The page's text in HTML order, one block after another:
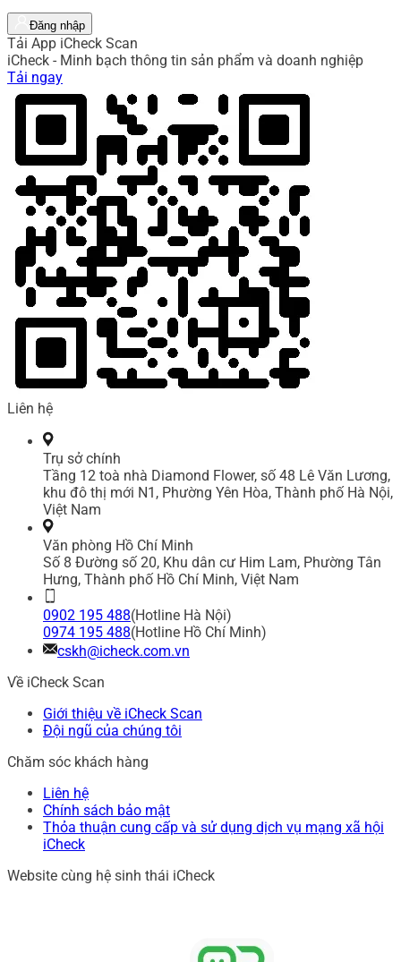
Đăng nhập
Tải App iCheck Scan
iCheck - Minh bạch thông tin sản phẩm và doanh nghiệp
Tải ngay
Liên hệ
Trụ sở chính
Tầng 12 toà nhà Diamond Flower, số 48 Lê Văn Lương,
khu đô thị mới N1, Phường Yên Hòa, Thành phố Hà Nội,
Việt Nam
Văn phòng Hồ Chí Minh
Số 8 Đường số 20, Khu dân cư Him Lam, Phường Tân
Hưng, Thành phố Hồ Chí Minh, Việt Nam
0902 195 488(Hotline Hà Nội)
0974 195 488(Hotline Hồ Chí Minh)
cskh@icheck.com.vn
Về iCheck Scan
Giới thiệu về iCheck Scan
Đội ngũ của chúng tôi
Chăm sóc khách hàng
Liên hệ
Chính sách bảo mật
Thỏa thuận cung cấp và sử dụng dịch vụ mạng xã hội
iCheck
Website cùng hệ sinh thái iCheck